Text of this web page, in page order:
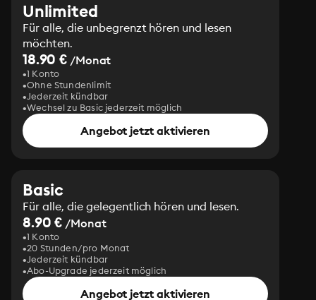
Unlimited
Für alle, die unbegrenzt hören und lesen
möchten.
18.90 € /Monat
1 Konto
Ohne Stundenlimit
Jederzeit kündbar
Wechsel zu Basic jederzeit möglich
Angebot jetzt aktivieren
Basic
Für alle, die gelegentlich hören und lesen.
8.90 € /Monat
1 Konto
20 Stunden/pro Monat
Jederzeit kündbar
Abo-Upgrade jederzeit möglich
Angebot jetzt aktivieren